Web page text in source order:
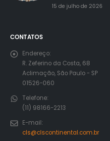
15 de julho de 2026
CONTATOS
Endereço:
R. Zeferino da Costa, 68
Aclimação, São Paulo - SP
01526-060
Telefone:
(11) 98166-2213
E-mail:
cls@clscontinental.com.br